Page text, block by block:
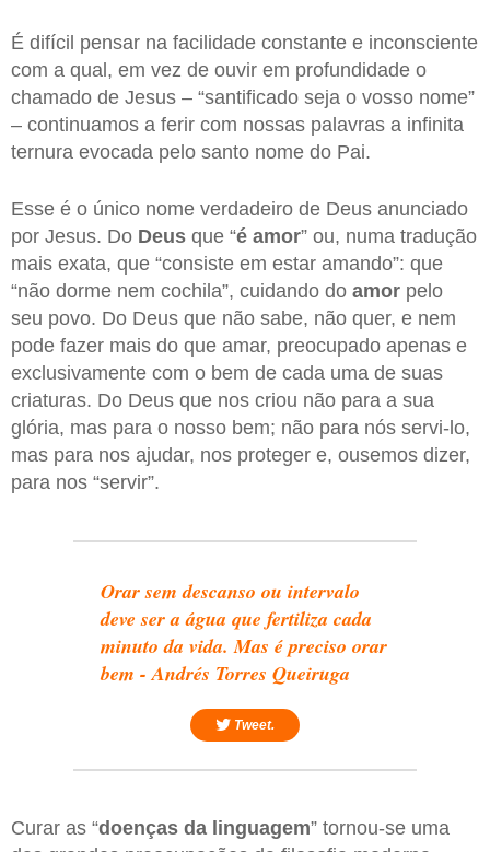
É difícil pensar na facilidade constante e inconsciente
com a qual, em vez de ouvir em profundidade o
chamado de Jesus – “santificado seja o vosso nome”
– continuamos a ferir com nossas palavras a infinita
ternura evocada pelo santo nome do Pai.
Esse é o único nome verdadeiro de Deus anunciado
por Jesus. Do Deus que “é amor” ou, numa tradução
mais exata, que “consiste em estar amando”: que
“não dorme nem cochila”, cuidando do amor pelo
seu povo. Do Deus que não sabe, não quer, e nem
pode fazer mais do que amar, preocupado apenas e
exclusivamente com o bem de cada uma de suas
criaturas. Do Deus que nos criou não para a sua
glória, mas para o nosso bem; não para nós servi-lo,
mas para nos ajudar, nos proteger e, ousemos dizer,
para nos “servir”.
Orar sem descanso ou intervalo
deve ser a água que fertiliza cada
minuto da vida. Mas é preciso orar
bem - Andrés Torres Queiruga
Tweet.
Curar as “doenças da linguagem” tornou-se uma